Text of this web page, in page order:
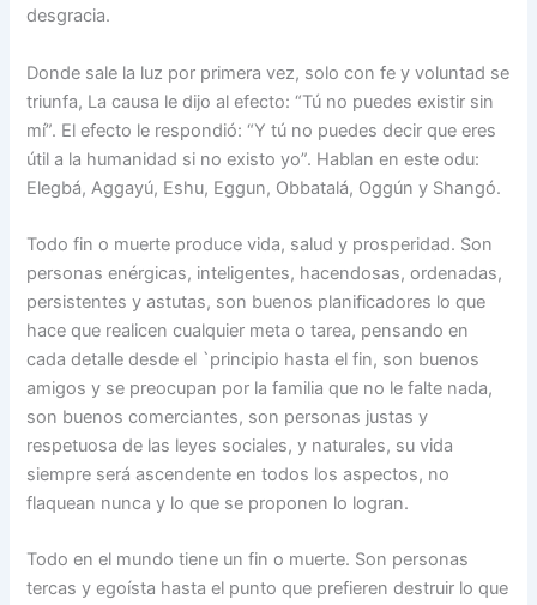
desgracia.
Donde sale la luz por primera vez, solo con fe y voluntad se
triunfa, La causa le dijo al efecto: “Tú no puedes existir sin
mí”. El efecto le respondió: “Y tú no puedes decir que eres
útil a la humanidad si no existo yo”. Hablan en este odu:
Elegbá, Aggayú, Eshu, Eggun, Obbatalá, Oggún y Shangó.
Todo fin o muerte produce vida, salud y prosperidad. Son
personas enérgicas, inteligentes, hacendosas, ordenadas,
persistentes y astutas, son buenos planificadores lo que
hace que realicen cualquier meta o tarea, pensando en
cada detalle desde el `principio hasta el fin, son buenos
amigos y se preocupan por la familia que no le falte nada,
son buenos comerciantes, son personas justas y
respetuosa de las leyes sociales, y naturales, su vida
siempre será ascendente en todos los aspectos, no
flaquean nunca y lo que se proponen lo logran.
Todo en el mundo tiene un fin o muerte. Son personas
tercas y egoísta hasta el punto que prefieren destruir lo que